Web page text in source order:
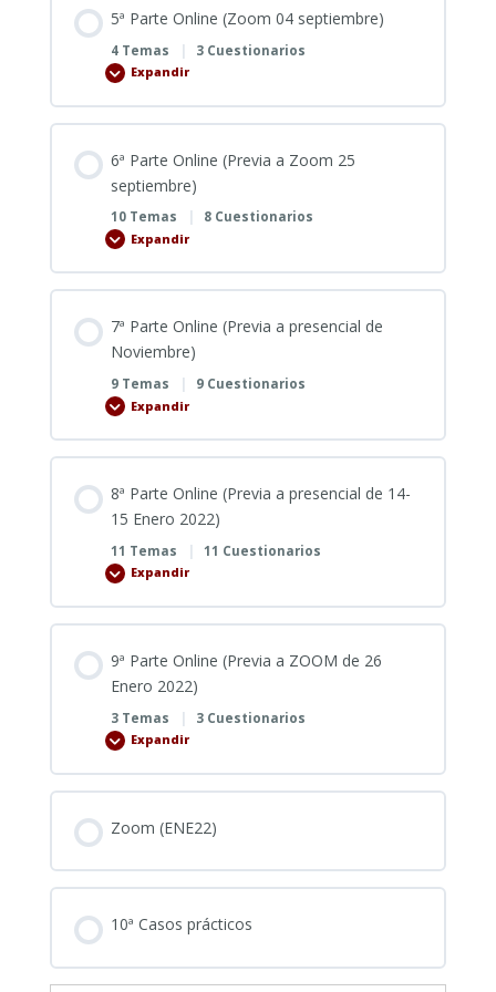
5ª Parte Online (Zoom 04 septiembre)
4 Temas | 3 Cuestionarios
Expandir
5ª
Online
(Zoom
6ª Parte Online (Previa a Zoom 25
septiembre)
10 Temas 8 Cuestionarios
Expandir
6ª
Online
(Previa
25
septiembre)
7ª Parte Online (Previa a presencial de
Noviembre)
9 Temas 9 Cuestionarios
Expandir
7ª
Online
(Previa
de
Noviembre)
8ª Parte Online (Previa a presencial de 14-
15 Enero 2022)
11 Temas 11 Cuestionarios
Expandir
8ª
Online
(Previa
de
14-
15
2022)
9ª Parte Online (Previa a ZOOM de 26
Enero 2022)
3 Temas | 3 Cuestionarios
Expandir
9ª
Online
(Previa
de
2022)
Zoom (ENE22)
10ª Casos prácticos